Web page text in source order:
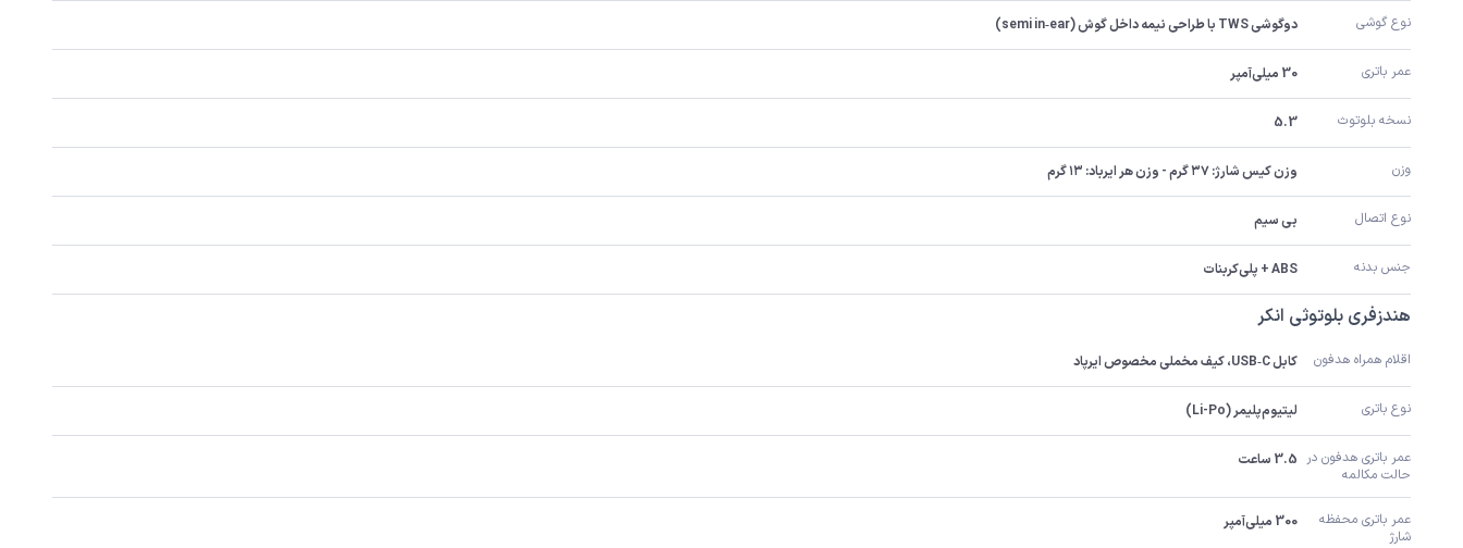
نوع گوشی دوگوشی TWS با طراحی نیمه داخل گوش (semi in‑ear)
عمر باتری 30 میلی‌آمپر
نسخه بلوتوث 5.3
وزن وزن کیس شارژ: ۳۷ گرم - وزن هر ایرباد: ۱۳ گرم
نوع اتصال بی سیم
جنس بدنه ABS + پلی‌کربنات
هندزفری بلوتوثی انکر
اقلام همراه هدفون کابل USB‑C، کیف مخملی مخصوص ایرپاد
نوع باتری لیتیوم‌پلیمر (Li-Po)
حالت مکالمه
3.5 ساعت
شارژ
300 میلی‌آمپر